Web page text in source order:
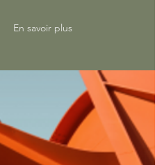
En savoir plus